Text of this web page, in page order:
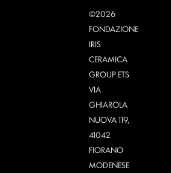
©2026
FONDAZIONE
IRIS
CERAMICA
GROUP ETS
VIA
GHIAROLA
NUOVA 119,
41042
FIORANO
MODENESE